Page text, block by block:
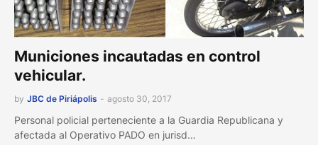
Municiones incautadas en control
vehicular.
by JBC de Piriápolis - agosto 30, 2017
Personal policial perteneciente a la Guardia Republicana y
afectada al Operativo PADO en jurisd…